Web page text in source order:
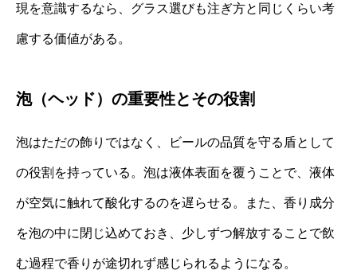
現を意識するなら、グラス選びも注ぎ方と同じくらい考
慮する価値がある。
泡（ヘッド）の重要性とその役割
泡はただの飾りではなく、ビールの品質を守る盾として
の役割を持っている。泡は液体表面を覆うことで、液体
が空気に触れて酸化するのを遅らせる。また、香り成分
を泡の中に閉じ込めておき、少しずつ解放することで飲
む過程で香りが途切れず感じられるようになる。